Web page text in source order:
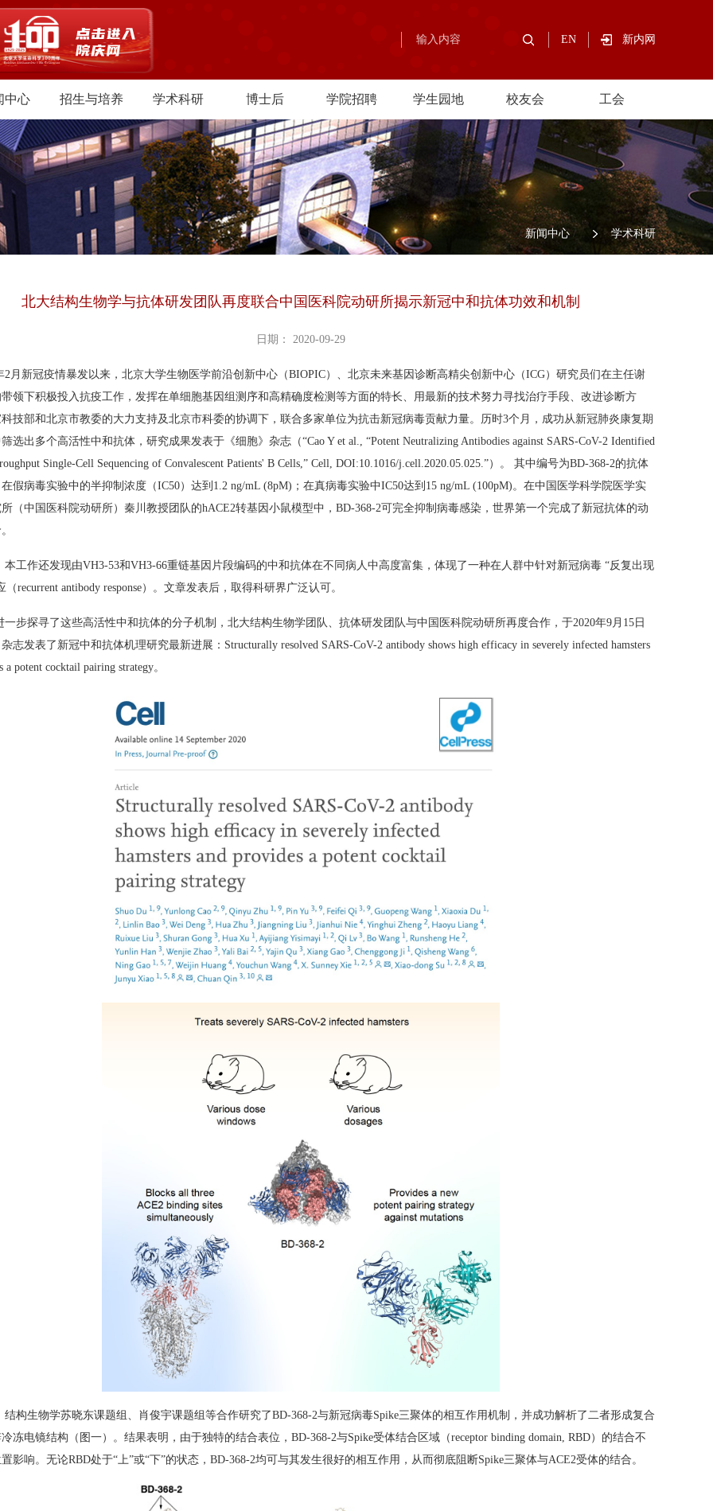
EN 新内网
中心 招生与培养 学术科研 博士后 学院招聘 学生园地 校友会 工会
/新闻中心 / 学术科研
北大结构生物学与抗体研发团队再度联合中国医科院动研所揭示新冠中和抗体功效和机制
日期： 2020-09-29
2月新冠疫情暴发以来，北京大学生物医学前沿创新中心（BIOPIC）、北京未来基因诊断高精尖创新中心（ICG）研究员们在主任谢
领下积极投入抗疫工作，发挥在单细胞基因组测序和高精确度检测等方面的特长、用最新的技术努力寻找治疗手段、改进诊断方
技部和北京市教委的大力支持及北京市科委的协调下，联合多家单位为抗击新冠病毒贡献力量。历时3个月，成功从新冠肺炎康复期
选出多个高活性中和抗体，研究成果发表于《细胞》杂志（“Cao Y et al., “Potent Neutralizing Antibodies against SARS-CoV-2 Identified
Single-Cell Sequencing of Convalescent Patients' B Cells,” Cell, DOI:10.1016/j.cell.2020.05.025.”）。 其中编号为BD-368-2的抗体
假病毒实验中的半抑制浓度（IC50）达到 1.2 ng/mL (8pM) ；在真病毒实验中IC50达到 15 ng/mL (100pM)。在中国医学科学院医学实
（中国医科院动研所）秦川教授团队的hACE2转基因小鼠模型中， BD-368-2可完全抑制病毒感染，世界第一个完成了新冠抗体的动
本工作还发现由VH3-53和VH3-66重链基因片段编码的中和抗体在不同病人中高度富集，体现了一种在人群中针对新冠病毒 “反复出现
（recurrent antibody response）。文章发表后，取得科研界广泛认可。
一步探寻了这些高活性中和抗体的分子机制，北大结构生物学团队、抗体研发团队与中国医科院动研所再度合作，于2020年9月 15日
志发表了新冠中和抗体机理研究最新进展： Structurally resolved SARS-CoV-2 antibody shows high efficacy in severely infected hamsters
a potent cocktail pairing strategy。
结构生物学苏晓东课题组、肖俊宇课题组等合作研究了BD-368-2与新冠病毒Spike三聚体的相互作用机制，并成功解析了二者形成复合
冻电镜结构（图一）。结果表明，由于独特的结合表位， BD-368-2与Spike受体结合区域（receptor binding domain, RBD）的结合不
影响。无论RBD处于“上”或“下”的状态， BD-368-2均可与其发生很好的相互作用，从而彻底阻断Spike三聚体与ACE2受体的结合。